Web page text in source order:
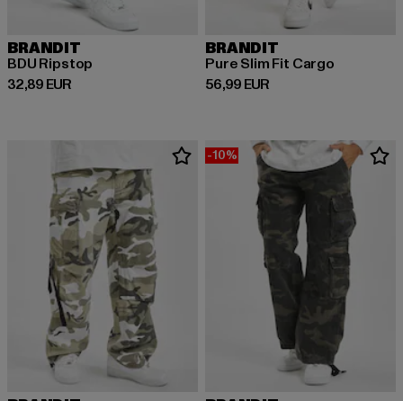
BRANDIT
BDU Ripstop
32,89 EUR
Derzeitiger Preis: 32,89 EUR
BRANDIT
Pure Slim Fit Cargo
56,99 EUR
Derzeitiger Preis: 56,99 EUR
-10%